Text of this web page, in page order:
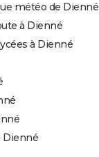
météo de Dienné
à Dienné
à Dienné
Dienné